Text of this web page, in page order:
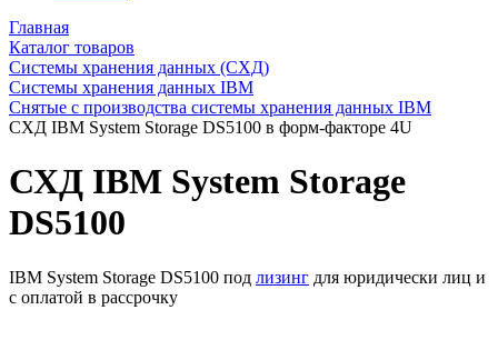
Главная
Каталог товаров
Системы хранения данных (СХД)
Системы хранения данных IBM
Снятые с производства системы хранения данных IBM
СХД IBM System Storage DS5100 в форм-факторе 4U
СХД IBM System Storage
DS5100
IBM System Storage DS5100 под лизинг для юридически лиц и
с оплатой в рассрочку